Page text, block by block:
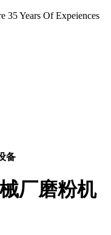
35 Years Of Expeiences
备
厂磨粉机